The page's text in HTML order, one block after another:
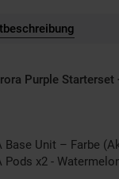
Purple
Base Unit – Farbe
Pods x2 -